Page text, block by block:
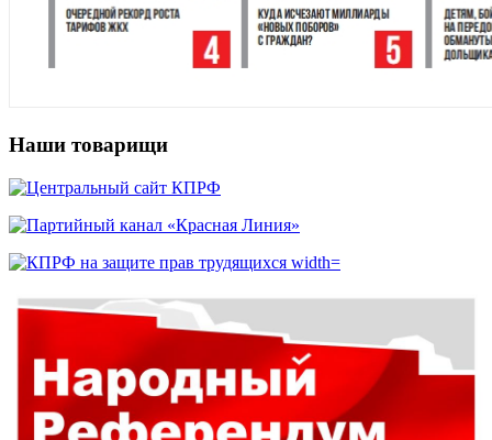
Наши товарищи